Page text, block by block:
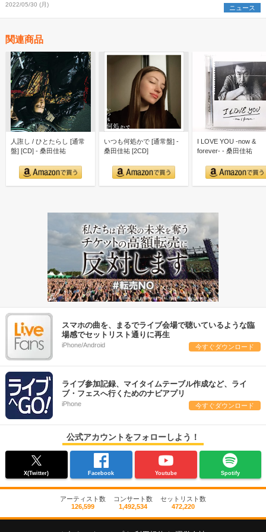
2022/05/30 (月) ニュース
関連商品
人誑し / ひとたらし [通常
盤] [CD] - 桑田佳祐
いつも何処かで [通常盤] -
桑田佳祐 [2CD]
I LOVE YOU -now &
forever- - 桑田佳祐
スマホの曲を、まるでライブ会場で聴いているような臨
場感でセットリスト通りに再生
iPhone/Android 今すぐダウンロード
ライブ参加記録、マイタイムテーブル作成など、ライ
ブ・フェスへ行くためのナビアプリ
iPhone 今すぐダウンロード
公式アカウントをフォローしよう！
X(Twitter) Facebook Youtube Spotify
アーティスト数
126,599
コンサート数
1,492,534
セットリスト数
472,220